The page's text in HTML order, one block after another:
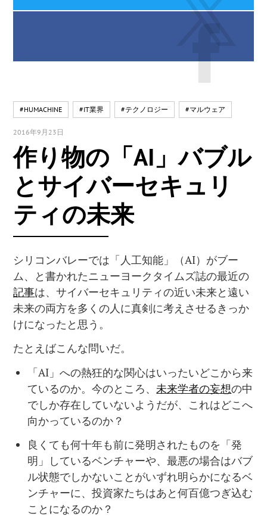
#HUMACHINE #IT業界 #テクノロジー #マルウェア
2016年9月23日
作り物の「AI」バブル
とサイバーセキュリ
ティの未来
シリコンバレーでは「人工知能」（AI）がブー
ム、と書かれたニューヨークタイムズ誌の最近の
記事は、サイバーセキュリティの近い未来と遠い
未来の両方を多くの人に真剣に考えさせるきっか
けになったと思う。
たとえばこんな問いだ。
「AI」への熱狂的な関心はいったいどこから来
ているのか。今のところ、未来学者の妄想の中
でしか存在していないようだが、これはどこへ
向かっているのか？
良くても何十年も前に発明されたものを「発
明」しているベンチャーや、最悪の場合はバブ
ル状態でしかないことがいずれ明らかになるベ
ンチャーに、投資家たちはあと何百億つぎ込む
ことになるのか？